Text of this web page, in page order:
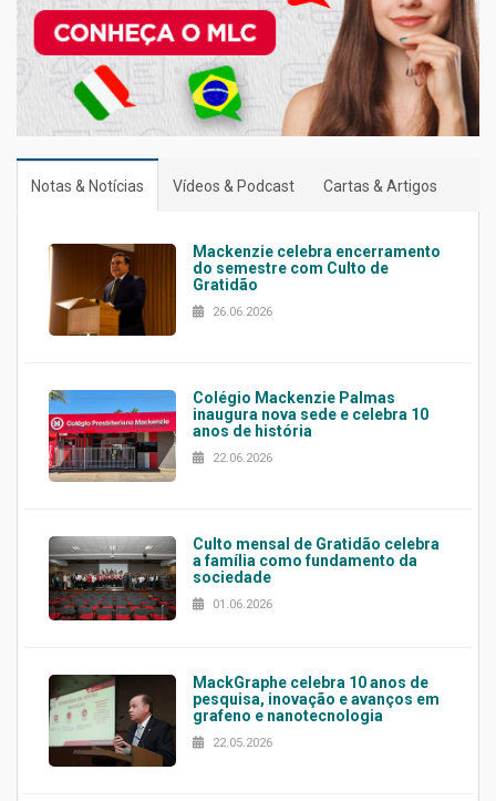
Notas & Notícias Vídeos & Podcast Cartas & Artigos
Mackenzie celebra encerramento
do semestre com Culto de
Gratidão
26.06.2026
Colégio Mackenzie Palmas
inaugura nova sede e celebra 10
anos de história
22.06.2026
Culto mensal de Gratidão celebra
a família como fundamento da
sociedade
01.06.2026
MackGraphe celebra 10 anos de
pesquisa, inovação e avanços em
grafeno e nanotecnologia
22.05.2026